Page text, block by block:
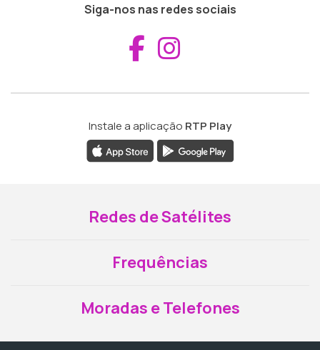
Siga-nos nas redes sociais
Aceder ao
Instale a aplicação RTP Play
Redes de Satélites
Frequências
Moradas e Telefones